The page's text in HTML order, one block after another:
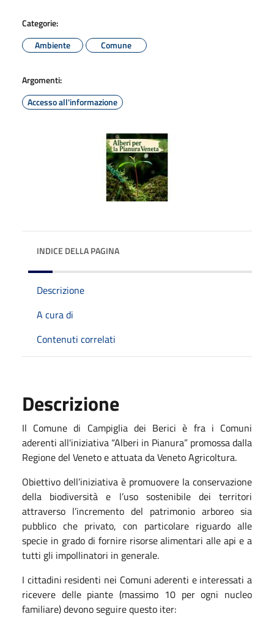
Categorie:
Ambiente
Comune
Argomenti:
Accesso all'informazione
INDICE DELLA PAGINA
Descrizione
A cura di
Contenuti correlati
Descrizione
Il Comune di Campiglia dei Berici è fra i Comuni
aderenti all'iniziativa “Alberi in Pianura” promossa dalla
Regione del Veneto e attuata da Veneto Agricoltura.
Obiettivo dell’iniziativa è promuovere la conservazione
della biodiversità e l’uso sostenibile dei territori
attraverso l’incremento del patrimonio arboreo sia
pubblico che privato, con particolare riguardo alle
specie in grado di fornire risorse alimentari alle api e a
tutti gli impollinatori in generale.
I cittadini residenti nei Comuni aderenti e interessati a
ricevere delle piante (massimo 10 per ogni nucleo
familiare) devono seguire questo iter: